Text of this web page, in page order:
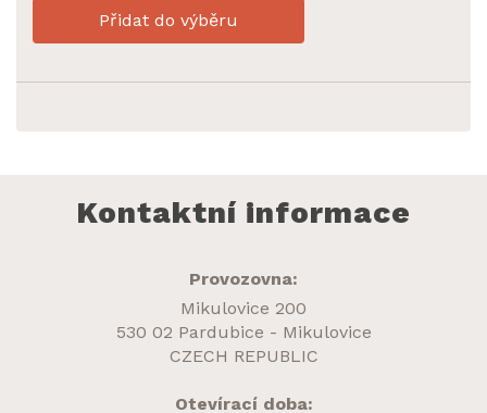
Přidat do výběru
Kontaktní informace
Provozovna:
Mikulovice 200
530 02 Pardubice - Mikulovice
CZECH REPUBLIC
Otevírací doba: